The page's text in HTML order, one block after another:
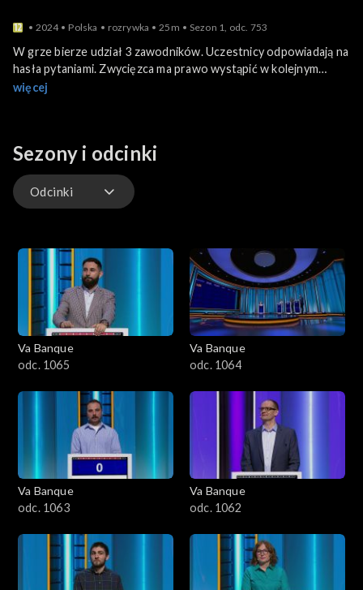
2024 Polska rozrywka 25m Sezon 1, odc. 753
W grze bierze udział 3 zawodników. Uczestnicy odpowiadają na
hasła pytaniami. Zwycięzca ma prawo wystąpić w kolejnym
odcinku. Każdy odcinek składa się z 3 rund. Każde pytanie to
więcej
Sezony i odcinki
Odcinki
Va Banque
odc. 1065
Va Banque
odc. 1064
Va Banque
odc. 1063
Va Banque
odc. 1062